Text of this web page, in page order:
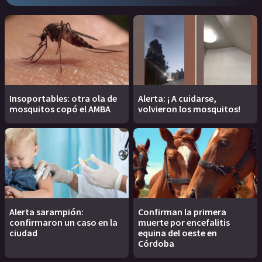
Insoportables: otra ola de
mosquitos copó el AMBA
Alerta: ¡ A cuidarse,
volvieron los mosquitos!
Alerta sarampión:
confirmaron un caso en la
ciudad
Confirman la primera
muerte por encefalitis
equina del oeste en
Córdoba